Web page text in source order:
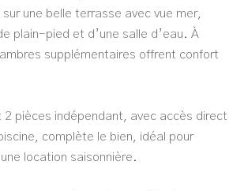
une belle terrasse avec vue mer,
plain-pied et d’une salle d’eau. À
supplémentaires offrent confort
2 pièces indépendant, avec accès direct
complète le bien, idéal pour
location saisonnière.